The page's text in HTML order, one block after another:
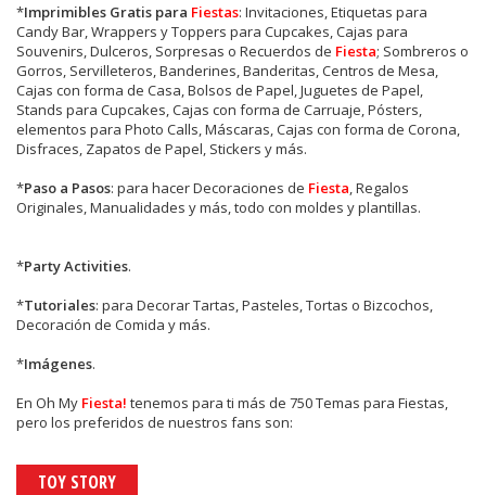
*Imprimibles Gratis para Fiestas: Invitaciones, Etiquetas para
Candy Bar, Wrappers y Toppers para Cupcakes, Cajas para
Souvenirs, Dulceros, Sorpresas o Recuerdos de Fiesta; Sombreros o
Gorros, Servilleteros, Banderines, Banderitas, Centros de Mesa,
Cajas con forma de Casa, Bolsos de Papel, Juguetes de Papel,
Stands para Cupcakes, Cajas con forma de Carruaje, Pósters,
elementos para Photo Calls, Máscaras, Cajas con forma de Corona,
Disfraces, Zapatos de Papel, Stickers y más.
*Paso a Pasos: para hacer Decoraciones de Fiesta , Regalos
Originales, Manualidades y más, todo con moldes y plantillas.
*Party Activities.
*Tutoriales: para Decorar Tartas, Pasteles, Tortas o Bizcochos,
Decoración de Comida y más.
*Imágenes.
En Oh My Fiesta! tenemos para ti más de 750 Temas para Fiestas,
pero los preferidos de nuestros fans son:
TOY STORY